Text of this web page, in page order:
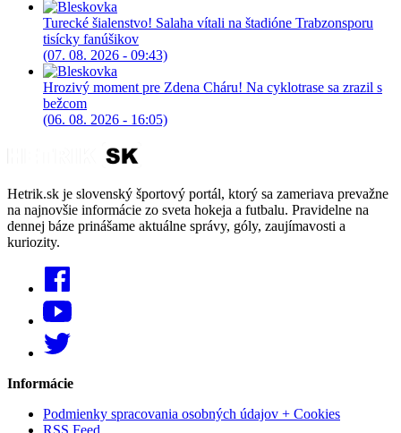
Turecké šialenstvo! Salaha vítali na štadióne Trabzonsporu
tisícky fanúšikov
(07. 08. 2026 - 09:43)
Hrozivý moment pre Zdena Cháru! Na cyklotrase sa zrazil s
bežcom
(06. 08. 2026 - 16:05)
Hetrik.sk je slovenský športový portál, ktorý sa zameriava prevažne
na najnovšie informácie zo sveta hokeja a futbalu. Pravidelne na
dennej báze prinášame aktuálne správy, góly, zaujímavosti a
kuriozity.
Informácie
Podmienky spracovania osobných údajov + Cookies